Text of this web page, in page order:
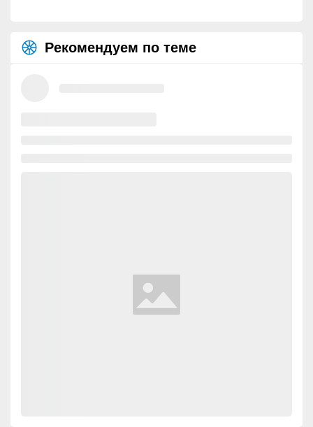
Рекомендуем по теме